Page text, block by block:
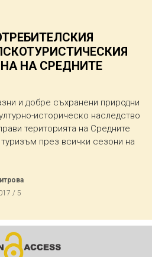
НА СРЕДНИТЕ
и добре съхранени природни
историческо наследство
територията на Средните
през всички сезони на
/ 5